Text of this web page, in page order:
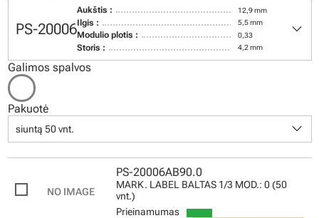
PS-20006
Aukštis : 12,9 mm
Ilgis : 5,5 mm
Modulio plotis : 0,33
Storis : 4,2 mm
keyboard_arrow_down
Galimos spalvos
Pakuotė
siuntą 50 vnt. keyboard_arrow_down
PS-20006AB90.0
MARK. LABEL BALTAS 1/3 MOD.: 0 (50
vnt.)
Prieinamumas